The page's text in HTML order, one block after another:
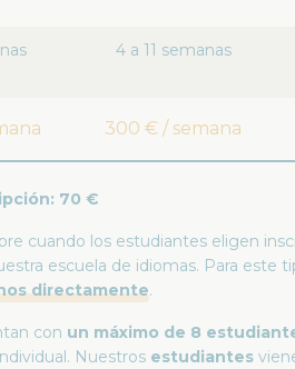
4 a 11 semanas
300 € / semana
70 €
cuando los estudiantes eligen
escuela de idiomas. Para este
directamente.
con un máximo de 8
Nuestros estudiantes